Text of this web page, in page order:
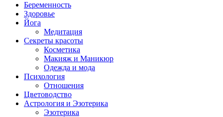
Беременность
Здоровье
Йога
Медитация
Секреты красоты
Косметика
Макияж и Маникюр
Одежда и мода
Психология
Отношения
Цветоводство
Астрология и Эзотерика
Эзотерика